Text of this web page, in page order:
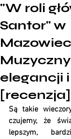
"W roli
Santor" w
elegancji
[recenzja]
Są takie
czujemy, że
lepszym,